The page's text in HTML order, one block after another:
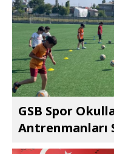
GSB Spor
Antrenmanları